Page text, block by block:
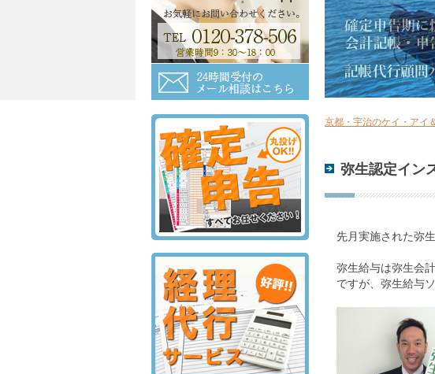
京都・宇治のケイ・アイ
弥生認定イン
先月実施された弥
弥生給与は弥生会
ですが、弥生給与